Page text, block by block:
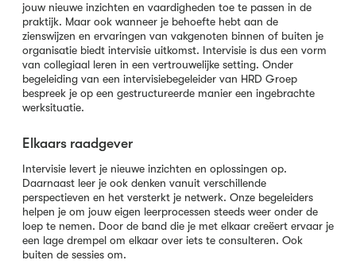
jouw nieuwe inzichten en vaardigheden toe te passen in de
praktijk. Maar ook wanneer je behoefte hebt aan de
zienswijzen en ervaringen van vakgenoten binnen of buiten je
organisatie biedt intervisie uitkomst. Intervisie is dus een vorm
van collegiaal leren in een vertrouwelijke setting. Onder
begeleiding van een intervisiebegeleider van HRD Groep
bespreek je op een gestructureerde manier een ingebrachte
werksituatie.
Elkaars raadgever
Intervisie levert je nieuwe inzichten en oplossingen op.
Daarnaast leer je ook denken vanuit verschillende
perspectieven en het versterkt je netwerk. Onze begeleiders
helpen je om jouw eigen leerprocessen steeds weer onder de
loep te nemen. Door de band die je met elkaar creëert ervaar je
een lage drempel om elkaar over iets te consulteren. Ook
buiten de sessies om.